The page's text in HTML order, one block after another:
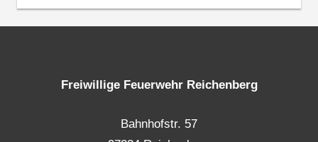
Freiwillige Feuerwehr Reichenberg
Bahnhofstr. 57